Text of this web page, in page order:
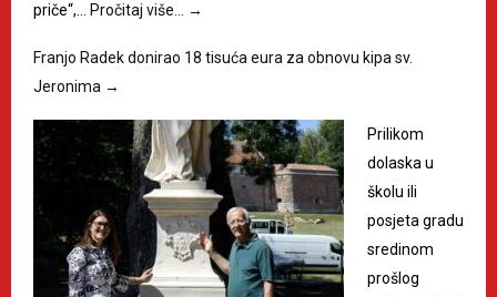
priče“,…
Pročitaj više… →
Franjo Radek donirao 18 tisuća eura za obnovu kipa sv.
Jeronima →
Prilikom
dolaska u
školu ili
posjeta gradu
sredinom
prošlog